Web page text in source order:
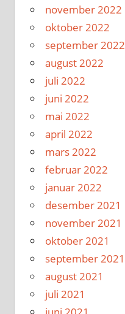
november 2022
oktober 2022
september 2022
august 2022
juli 2022
juni 2022
mai 2022
april 2022
mars 2022
februar 2022
januar 2022
desember 2021
november 2021
oktober 2021
september 2021
august 2021
juli 2021